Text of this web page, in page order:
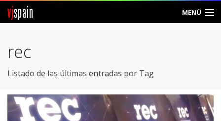
vjspain MENÚ
Foros
Vjspain
rec
Listado de las últimas entradas por Tag